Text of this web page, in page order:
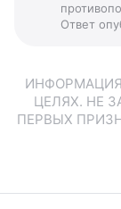
Ответ
ЦЕЛЯХ. НЕ
ПЕРВЫХ